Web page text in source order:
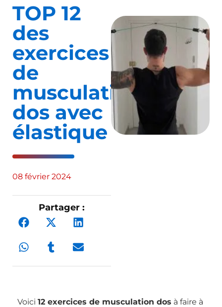
TOP 12
des
exercices
de
musculation
dos avec
élastique
08 février 2024
Partager :
Voici 12 exercices de musculation dos à faire à